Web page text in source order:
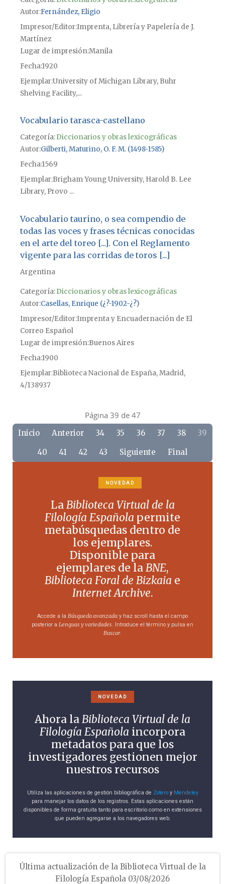
Autor Fernández, Eligio
Impresor/Editor Imprenta, Librería y Papelería de J.
Martínez
Lugar de impresiónManila
Fecha1920
Ejemplar University of Michigan Library, Buhr
Shelving Facility,...
Vocabulario tarasca-castellano
Categoría:Diccionarios y obras lexicográficas
Autor Gilberti, Maturino, O. F. M. (1498-1585)
Fecha1569
Ejemplar Brigham Young University, Harold B. Lee
Library, Provo ...
Vocabulario taurino, o sea compendio de
todas las voces y frases técnicas conocidas
en el arte del toreo [...]. Con el Reglamento
vigente para las corridas de toros [...]
Argentina
Categoría:Diccionarios y obras lexicográficas
Autor Casellas, Enrique (¿?-1902-¿?)
Impresor/Editor Imprenta y Encuadernación de El
Correo Español
Lugar de impresiónBuenos Aires
Fecha1900
Ejemplar Biblioteca Nacional de España, Madrid,
4/138937
Página 39 de 47
Inicio Anterior 34 35 36 37 38
39
40
41 42 43 Siguiente Final
NOVEDAD
LaBiblioteca Virtual de la
Filología Española permite
metabúsquedas dentro de
los ejemplares.
Disponible para
ejemplares de laBNE,
Biblioteca Foral de Bizkaia e
Internet Archive.
Accede a la Búsqueda avanzada y haz scroll hasta el campo
posterior a Lenguas y variedades. Introduce el término y pulsa en
Buscar.
NOVEDAD
Ahora laBiblioteca Virtual de la
Filología Española incorpora
metadatos para que los
investigadores gestionen mejor
nuestros recursos
Utiliza las aplicaciones de gestión bibliográfica de Zoteroy Mendeley
para manejar los datos de los registros. Estas aplicaciones están
disponibles de forma gratuita tanto para escritorio como en extensiones
que pueden agregarse a los navegadores web.
Última actualización de la Biblioteca Virtual de la
Filología Española 03/08/2026